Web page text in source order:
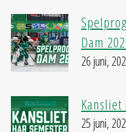
Dam
26 juni,
25 juni,